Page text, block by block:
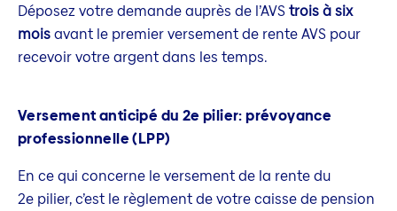
Déposez votre demande auprès de l’AVS trois à six
moisavant le premier versement de rente AVS pour
recevoir votre argent dans les temps.
Versement anticipé du 2e pilier: prévoyance
professionnelle (LPP)
En ce qui concerne le versement de la rente du
2e pilier, c’est le règlement de votre caisse de pension